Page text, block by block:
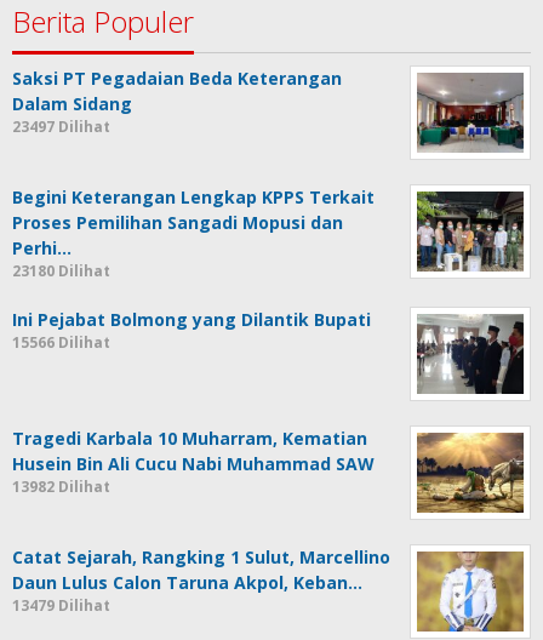
Berita Populer
Saksi PT Pegadaian Beda Keterangan
Dalam Sidang
23497 Dilihat
Begini Keterangan Lengkap KPPS Terkait
Proses Pemilihan Sangadi Mopusi dan
Perhi…
23180 Dilihat
Ini Pejabat Bolmong yang Dilantik Bupati
15566 Dilihat
Tragedi Karbala 10 Muharram, Kematian
Husein Bin Ali Cucu Nabi Muhammad SAW
13982 Dilihat
Catat Sejarah, Rangking 1 Sulut, Marcellino
Daun Lulus Calon Taruna Akpol, Keban…
13479 Dilihat